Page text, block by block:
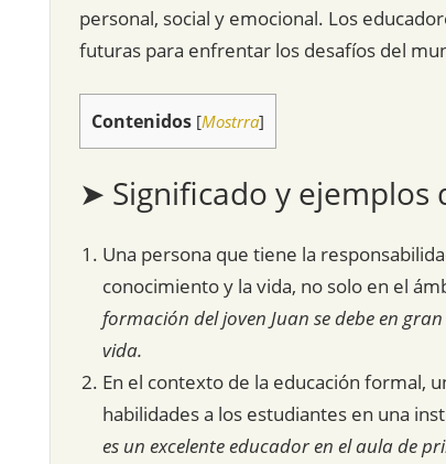
personal, social y emocional. Los
futuras para enfrentar los desafíos del
Contenidos [Mostrra]
➤ Significado y ejemplos
Una persona que tiene la
conocimiento y la vida, no solo en el
formación del joven Juan se debe en
vida.
En el contexto de la educación formal,
habilidades a los estudiantes en una
es un excelente educador en el aula de